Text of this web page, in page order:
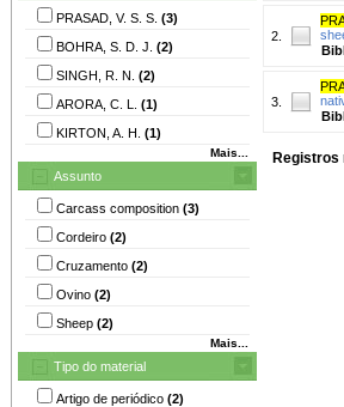
PRASAD, V. S. S. (3)
BOHRA, S. D. J. (2)
SINGH, R. N. (2)
ARORA, C. L. (1)
KIRTON, A. H. (1)
Mais...
Assunto
Carcass composition (3)
Cordeiro (2)
Cruzamento (2)
Ovino (2)
Sheep (2)
Mais...
Tipo do material
Artigo de periódico (2)
2.
3.
Registros